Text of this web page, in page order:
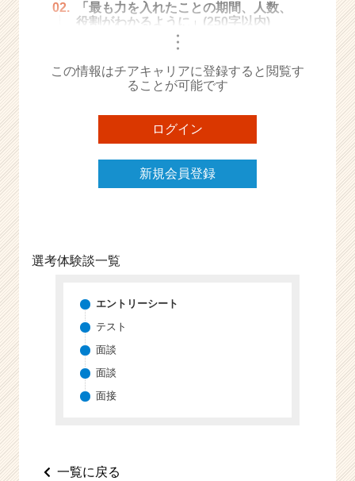
チ
ア
リ
ア
e
e
C
02.
「最も力を入れたことの期間、人数、
役割がわかるように」(250字以内)
・・・
この情報はチアキャリアに登録すると閲覧す
ることが可能です
ログイン
新規会員登録
選考体験談一覧
エントリーシート
テスト
面談
面談
面接
一覧に戻る